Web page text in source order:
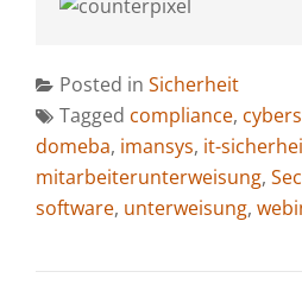
Posted in Sicherheit
Tagged compliance,
domeba, imansys, it-
mitarbeiterunterweisung,
software, unterweisung,